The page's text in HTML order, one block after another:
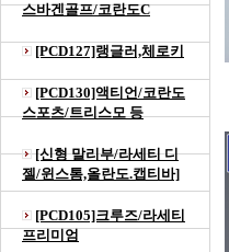
스바겐골프/코란도C
[PCD127]랭글러,체로키
[PCD130]액티언/코란도
스포츠/트리스모 등
[신형 말리부/라세티 디
젤/윈스톰,올란도.캡티바]
[PCD105]크루즈/라세티
프리미엄